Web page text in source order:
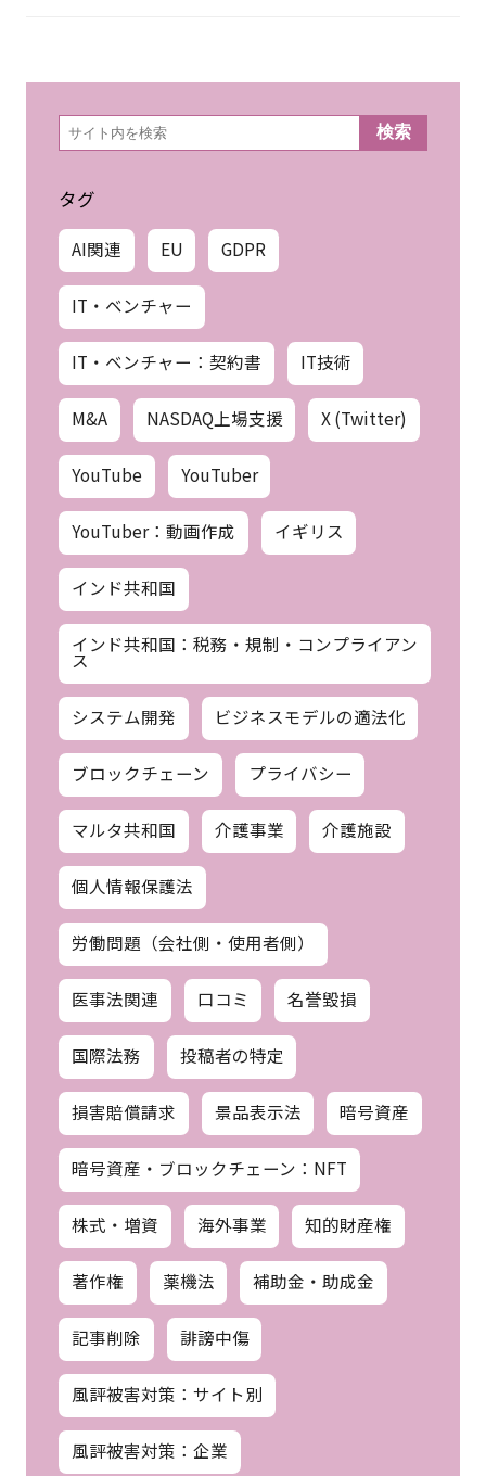
検
索 検索
タグ
AI関連 EU GDPR
IT・ベンチャー
IT・ベンチャー：契約書 IT技術
M&A NASDAQ上場支援 X (Twitter)
YouTube YouTuber
YouTuber：動画作成 イギリス
インド共和国
インド共和国：税務・規制・コンプライアン
ス
システム開発 ビジネスモデルの適法化
ブロックチェーン プライバシー
マルタ共和国 介護事業 介護施設
個人情報保護法
労働問題（会社側・使用者側）
医事法関連 口コミ 名誉毀損
国際法務 投稿者の特定
損害賠償請求 景品表示法 暗号資産
暗号資産・ブロックチェーン：NFT
株式・増資 海外事業 知的財産権
著作権 薬機法 補助金・助成金
記事削除 誹謗中傷
風評被害対策：サイト別
風評被害対策：企業